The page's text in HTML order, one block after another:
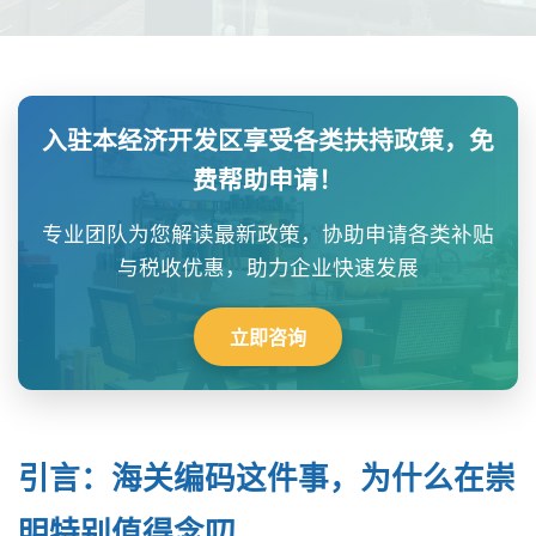
入驻本经济开发区享受各类扶持政策，免
费帮助申请！
专业团队为您解读最新政策，协助申请各类补贴
与税收优惠，助力企业快速发展
立即咨询
引言：海关编码这件事，为什么在崇